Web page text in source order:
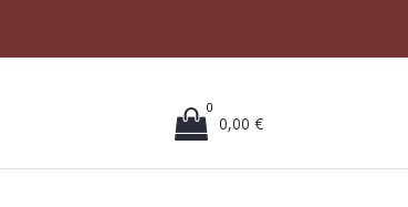
0
0,00 €